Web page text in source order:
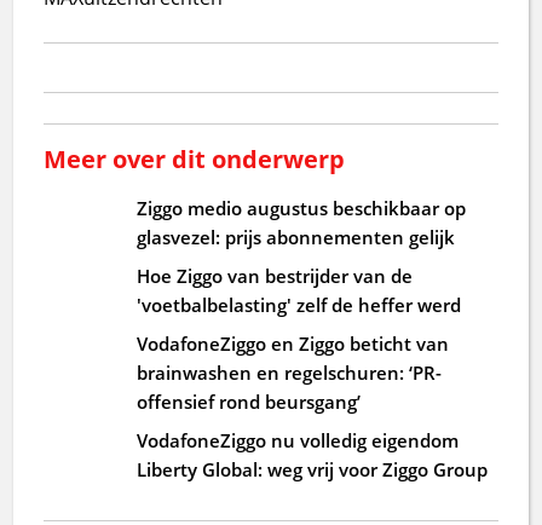
Meer over dit onderwerp
Ziggo medio augustus beschikbaar op
glasvezel: prijs abonnementen gelijk
Hoe Ziggo van bestrijder van de
'voetbalbelasting' zelf de heffer werd
VodafoneZiggo en Ziggo beticht van
brainwashen en regelschuren: ‘PR-
offensief rond beursgang’
VodafoneZiggo nu volledig eigendom
Liberty Global: weg vrij voor Ziggo Group